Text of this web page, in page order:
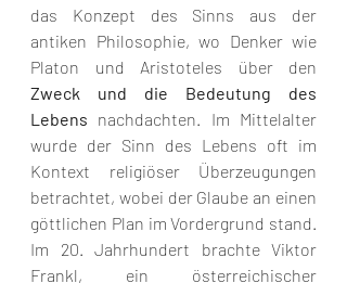
das Konzept des Sinns aus der
antiken Philosophie, wo Denker wie
Zweck und die Bedeutung des
Lebens nachdachten. Im Mittelalter
wurde der Sinn des Lebens oft im
Kontext religiöser Überzeugungen
betrachtet, wobei der Glaube an einen
göttlichen Plan im Vordergrund stand.
Im 20. Jahrhundert brachte Viktor
Frankl, ein österreichischer